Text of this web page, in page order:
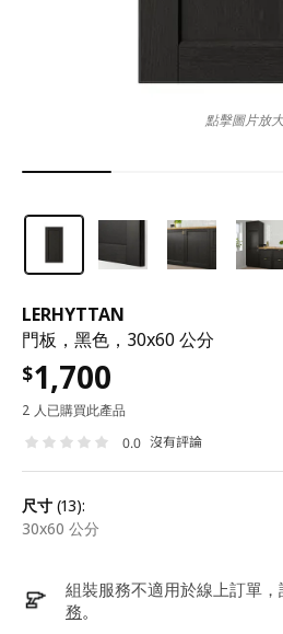
LERHYTTAN
門板，黑色，30x60 公分
$1,700
2 人已購買此產品
0.0 沒有評論
尺寸 (13):
30x60 公分
組裝服務不適用於線上訂單，
務。
點擊圖片放大